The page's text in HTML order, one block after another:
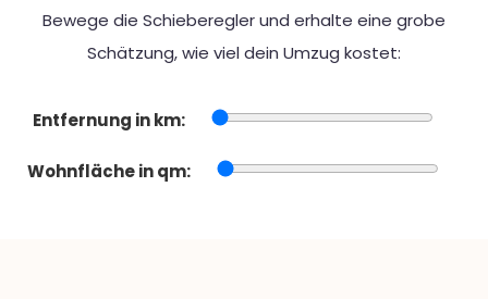
Bewege die Schieberegler und erhalte eine grobe
Schätzung, wie viel dein Umzug kostet:
Entfernung in km:
Wohnfläche in qm: